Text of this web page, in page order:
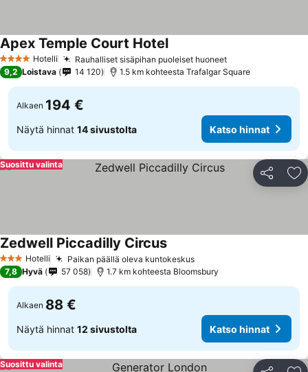
4 Tähtiluokitus
Hotelli Rauhalliset sisäpihan puoleiset huoneetKatso hinnat
Apex Temple Court HotelKatso hinnat
9,2 Loistava 14 120 1.5 km kohteesta Trafalgar Square
Alkaen 194 €
Näytä hinnat 14 sivustolta Katso hinnat
Jaa
Suosittu valinta
3 Tähtiluokitus
Hotelli Paikan päällä oleva kuntokeskusKatso hinnat
Zedwell Piccadilly CircusKatso hinnat
7,8 Hyvä 57 058 1.7 km kohteesta Bloomsbury
Alkaen 88 €
Näytä hinnat 12 sivustolta Katso hinnat
Suosittu valinta